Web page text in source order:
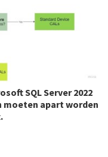
SQL Server 2022
moeten apart worden